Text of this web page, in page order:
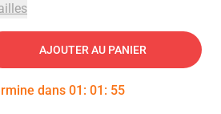
AJOUTER AU PANIER
dans 01 : 01 : 54